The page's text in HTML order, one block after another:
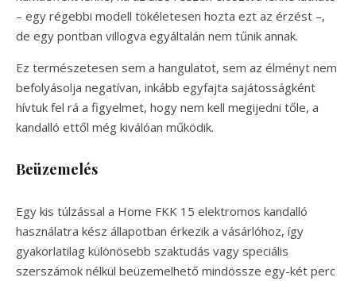
– egy régebbi modell tökéletesen hozta ezt az érzést –,
de egy pontban villogva egyáltalán nem tűnik annak.
Ez természetesen sem a hangulatot, sem az élményt nem
befolyásolja negatívan, inkább egyfajta sajátosságként
hívtuk fel rá a figyelmet, hogy nem kell megijedni tőle, a
kandalló ettől még kiválóan működik.
Beüzemelés
Egy kis túlzással a Home FKK 15 elektromos kandalló
használatra kész állapotban érkezik a vásárlóhoz, így
gyakorlatilag különösebb szaktudás vagy speciális
szerszámok nélkül beüzemelhető mindössze egy-két perc